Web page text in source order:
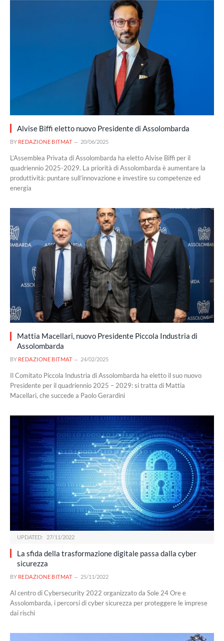
Alvise Biffi eletto nuovo Presidente di Assolombarda
BY REDAZIONE BITMAT 20/06/2025
L’Assemblea Privata di Assolombarda ha eletto Alvise Biffi per il
quadriennio 2025-2029. La priorità di Assolombarda è aumentare la
produttività: puntare sull’innovazione e investire su competenze ed
energia
Mattia Macellari, nuovo Presidente Piccola Industria di
Assolombarda
BY REDAZIONE BITMAT 24/02/2025
Il Comitato Piccola Industria di Assolombarda ha eletto il suo nuovo
Presidente per il quadriennio 2025 – 2029: si tratta di Mattia
Macellari, che succede a Paolo Gerardini
UPDATED: 27/11/2022
La sfida della trasformazione digitale passa dalla cyber
sicurezza
BY REDAZIONE BITMAT 25/11/2022
Al centro di Cybersecurity 2022 organizzato da Sole 24 Ore e
Assolombarda, i percorsi di cyber sicurezza per proteggere le imprese
dai rischi